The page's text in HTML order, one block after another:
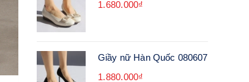
1.680.000₫
Giầy nữ Hàn Quốc 080607
1.880.000₫